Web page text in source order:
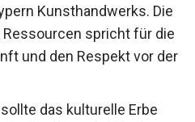
Kunsthandwerks. Die
spricht für die
und den Respekt vor der
das kulturelle Erbe